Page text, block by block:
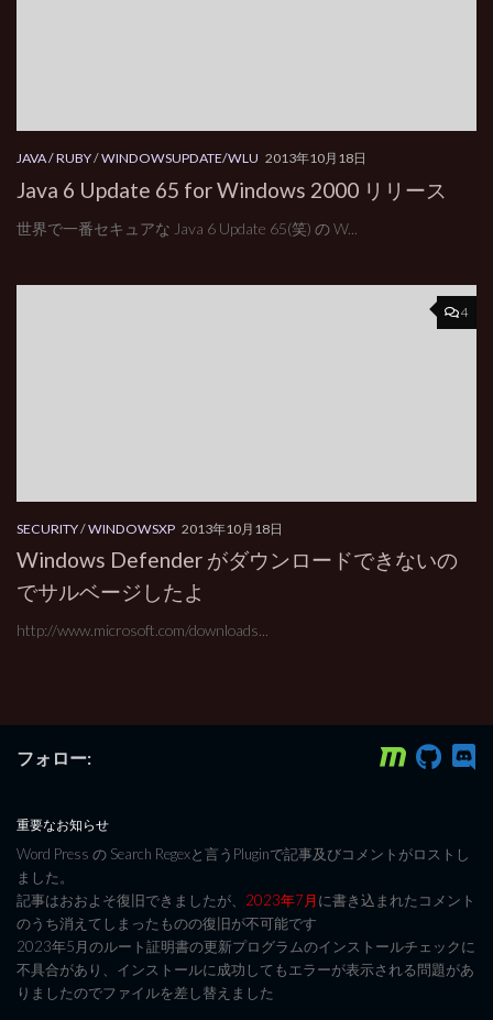
JAVA / RUBY/WINDOWSUPDATE/WLU 2013年10月18日
Java 6 Update 65 for Windows 2000 リリース
世界で一番セキュアな Java 6 Update 65(笑) の W...
4
SECURITY/WINDOWSXP 2013年10月18日
Windows Defender がダウンロードできないの
でサルベージしたよ
http://www.microsoft.com/downloads...
フォロー:
重要なお知らせ
Word Press の Search Regexと言うPluginで記事及びコメントがロストし
ました。
記事はおおよそ復旧できましたが、 2023年7月に書き込まれたコメント
のうち消えてしまったものの復旧が不可能です
2023年5月のルート証明書の更新プログラムのインストールチェックに
不具合があり、インストールに成功してもエラーが表示される問題があ
りましたのでファイルを差し替えました